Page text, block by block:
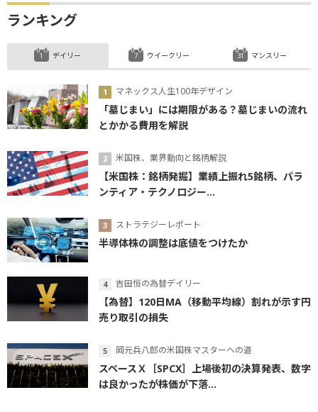
ランキング
デイリー
マネックス人生100年デザイン
「墓じまい」には期限がある？墓じまいの流れ
とかかる費用を解説
米国株、業界動向と銘柄解説
【米国株：銘柄発掘】業績上振れ5銘柄、パラ
ンティア・テクノロジー...
ストラテジーレポート
半導体株の調整は底値をつけたか
吉田恒の為替デイリー
【為替】120日MA（移動平均線）割れが示す円
売り取引の損失
岡元兵八郎の米国株マスターへの道
スペースＸ［SPCX］上場後初の決算発表、数字
は良かったが株価が下落...
ウイークリー マンスリー